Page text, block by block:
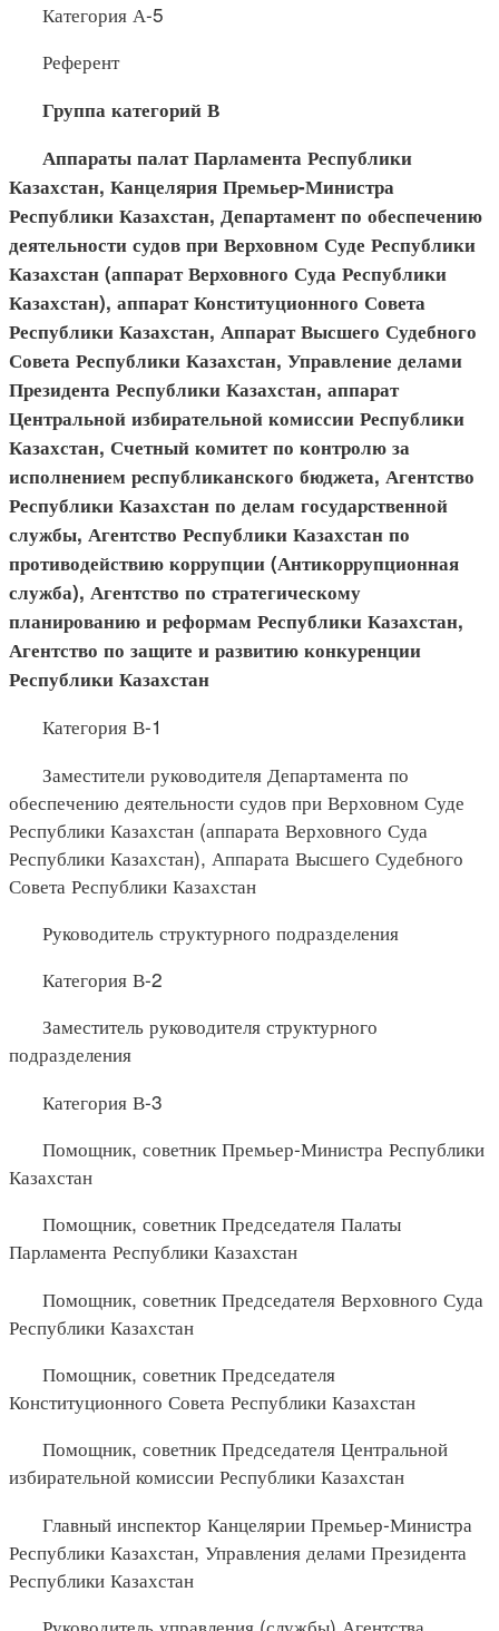
Категория А-5
Референт
Группа категорий В
Аппараты палат Парламента Республики
Казахстан, Канцелярия Премьер-Министра
Республики Казахстан, Департамент по обеспечению
деятельности судов при Верховном Суде Республики
Казахстан (аппарат Верховного Суда Республики
Казахстан), аппарат Конституционного Совета
Республики Казахстан, Аппарат Высшего Судебного
Совета Республики Казахстан, Управление делами
Президента Республики Казахстан, аппарат
Центральной избирательной комиссии Республики
Казахстан, Счетный комитет по контролю за
исполнением республиканского бюджета, Агентство
Республики Казахстан по делам государственной
службы, Агентство Республики Казахстан по
противодействию коррупции (Антикоррупционная
служба), Агентство по стратегическому
планированию и реформам Республики Казахстан,
Агентство по защите и развитию конкуренции
Республики Казахстан
Категория В-1
Заместители руководителя Департамента по
обеспечению деятельности судов при Верховном Суде
Республики Казахстан (аппарата Верховного Суда
Республики Казахстан), Аппарата Высшего Судебного
Совета Республики Казахстан
Руководитель структурного подразделения
Категория В-2
Заместитель руководителя структурного
подразделения
Категория В-3
Помощник, советник Премьер-Министра Республики
Казахстан
Помощник, советник Председателя Палаты
Парламента Республики Казахстан
Помощник, советник Председателя Верховного Суда
Республики Казахстан
Помощник, советник Председателя
Конституционного Совета Республики Казахстан
Помощник, советник Председателя Центральной
избирательной комиссии Республики Казахстан
Главный инспектор Канцелярии Премьер-Министра
Республики Казахстан, Управления делами Президента
Республики Казахстан